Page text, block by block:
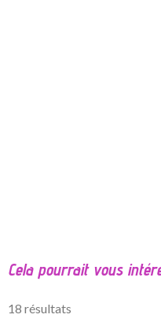
u
t
Cela pourrait vous
18 résultats